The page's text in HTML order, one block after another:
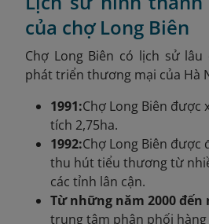
của chợ Long Biên
Chợ Long Biên có lịch sử
phát triển thương mại của Hà
1991:Chợ Long Biên được
tích 2,75ha.
1992:Chợ Long Biên được
thu hút tiểu thương từ
các tỉnh lân cận.
Từ những năm 2000 đến
trung tâm phân phối